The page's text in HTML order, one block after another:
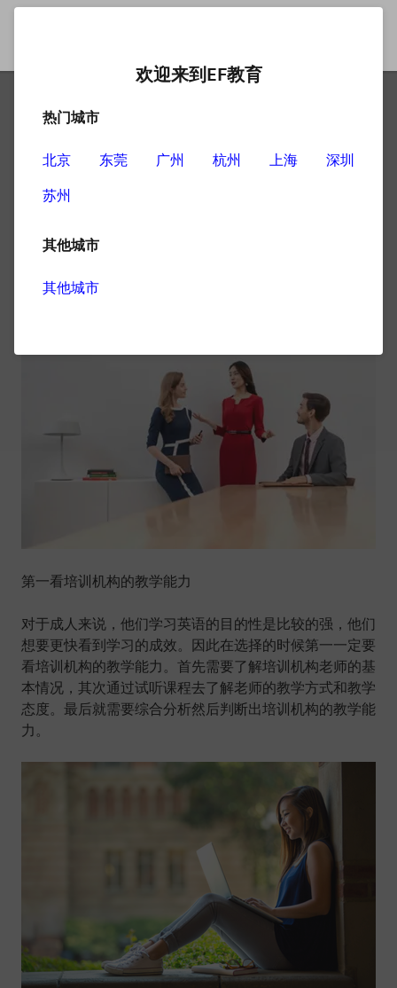
广州英语培训机构如何选
择，要注意这些要点
且专业、正规的那一家呢？其实要想选择一家合适的英语
机构是需要大家从多个方面去考虑和分析的，接下来就从
几个方面为大家介绍一下广州英语培训机构如何选择：
第一看培训机构的教学能力
对于成人来说，他们学习英语的目的性是比较的强，他们
想要更快看到学习的成效。因此在选择的时候第一一定要
看培训机构的教学能力。首先需要了解培训机构老师的基
本情况，其次通过试听课程去了解老师的教学方式和教学
态度。最后就需要综合分析然后判断出培训机构的教学能
力。
欢迎来到EF教育
热门城市
北京 东莞 广州 杭州 上海
深圳
苏州
其他城市
其他城市